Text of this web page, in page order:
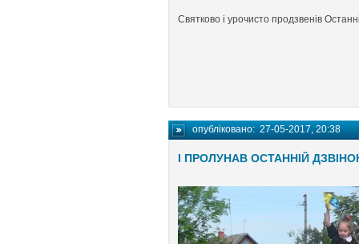
Святково і урочисто продзвенів
опубліковано:27-05-2017, 20:38
І ПРОЛУНАВ ОСТАННІЙ